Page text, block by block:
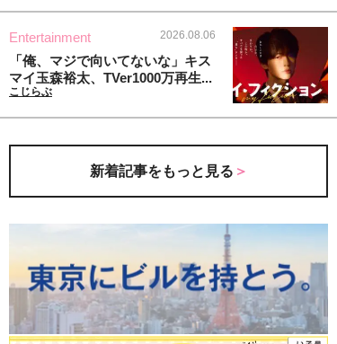
Entertainment 2026.08.06
「俺、マジで向いてないな」キス
マイ玉森裕太、TVer1000万再生...
こじらぶ
新着記事をもっと見る